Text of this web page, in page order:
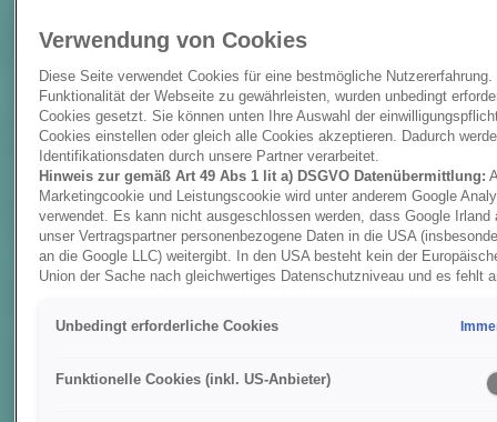
Verwendung von Cookies
Diese Seite verwendet Cookies für eine bestmögliche Nutzererfahrung.
Funktionalität der Webseite zu gewährleisten, wurden unbedingt
Cookies gesetzt. Sie können unten Ihre Auswahl der
Cookies einstellen oder gleich alle Cookies akzeptieren. Dadurch
Identifikationsdaten durch unsere Partner verarbeitet.
Hinweis zur gemäß Art 49 Abs 1 lit a) DSGVO Datenübermittlung:
Marketingcookie und Leistungscookie wird unter anderem Google
verwendet. Es kann nicht ausgeschlossen werden, dass Google Irland
unser Vertragspartner personenbezogene Daten in die USA
an die Google LLC) weitergibt. In den USA besteht kein der
Union der Sache nach gleichwertiges Datenschutzniveau und es fehlt
sich für Sie Risiken ergeben, weil Sie Ihre Rechte als Betroffener in
nicht wirksam durchsetzen können, in den USA keine
Gesetze US-Sicherheitsbehörden einen Zugriff auf Daten erlangen
wobei Eingriffe in Ihre persönlichen Rechte und Freiheiten nicht auf
Unbedingt erforderliche Cookies
Funktionelle Cookies (inkl. US-Anbieter)